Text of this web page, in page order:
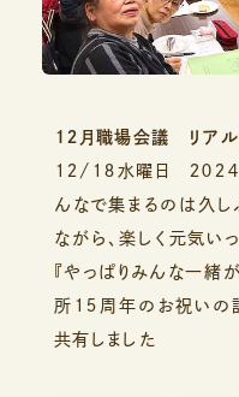
１２月職場会議 リア
１２/１８水曜日 ２０
んなで集まるのは久し
ながら、楽しく元気い
『やっぱりみんな一緒
所１５周年のお祝いの
共有しました